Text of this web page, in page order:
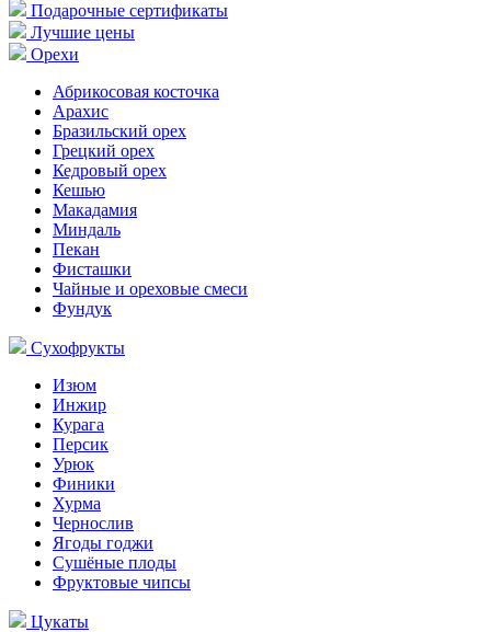
Подарочные сертификаты
Лучшие цены
Орехи
Абрикосовая косточка
Арахис
Бразильский орех
Грецкий орех
Кедровый орех
Кешью
Макадамия
Миндаль
Пекан
Фисташки
Чайные и ореховые смеси
Фундук
Сухофрукты
Изюм
Инжир
Курага
Персик
Урюк
Финики
Хурма
Чернослив
Ягоды годжи
Сушёные плоды
Фруктовые чипсы
Цукаты